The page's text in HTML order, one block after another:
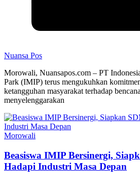
Nuansa Pos
Morowali, Nuansapos.com – PT
Park (IMIP) terus mengukuhkan
ketangguhan masyarakat terhadap
menyelenggarakan
Morowali
Beasiswa IMIP Bersinergi,
Hadapi Industri Masa Depan